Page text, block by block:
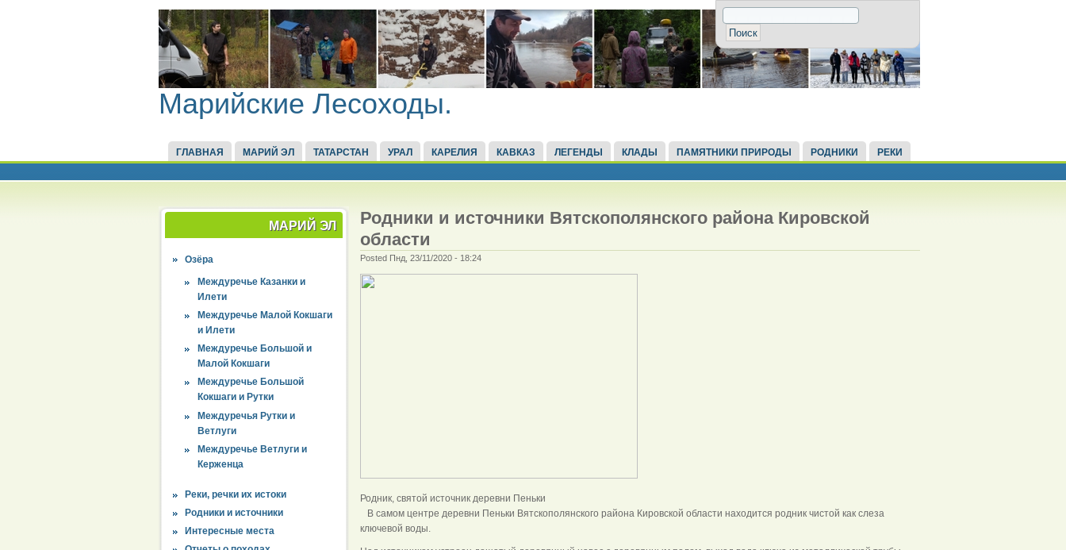
Марийские Лесоходы.
ГЛАВНАЯ МАРИЙ ЭЛ ТАТАРСТАН УРАЛ КАРЕЛИЯ КАВКАЗ ЛЕГЕНДЫ КЛАДЫ ПАМЯТНИКИ ПРИРОДЫ РОДНИКИ РЕКИ
МАРИЙ ЭЛ
Озёра
Междуречье Казанки и
Илети
Междуречье Малой Кокшаги
и Илети
Междуречье Большой и
Малой Кокшаги
Междуречье Большой
Кокшаги и Рутки
Междуречья Рутки и
Ветлуги
Междуречье Ветлуги и
Керженца
Реки, речки их истоки
Родники и источники
Интересные места
Родники и источники Вятскополянского района Кировской
области
Posted Пнд, 23/11/2020 - 18:24
Родник, святой источник деревни Пеньки
В самом центре деревни Пеньки Вятскополянского района Кировской области находится родник чистой как слеза
ключевой воды.